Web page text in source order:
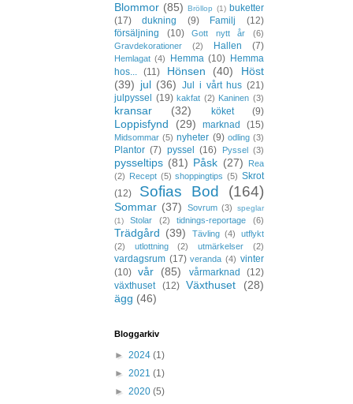
Blommor (85) Bröllop (1) buketter
(17)
dukning (9) Familj
(12)
försäljning
(10) Gott nytt år
(6)
Gravdekorationer
(2) Hallen (7)
Hemlagat (4) Hemma (10) Hemma
hos...
(11) Hönsen (40)
Höst
(39) jul (36) Jul i vårt hus (21)
julpyssel
(19) kakfat (2) Kaninen (3)
kransar (32) köket (9)
Loppisfynd (29) marknad (15)
Midsommar (5) nyheter (9) odling (3)
Plantor (7) pyssel (16) Pyssel (3)
pysseltips (81) Påsk (27)
Rea
(2) Recept (5) shoppingtips (5) Skrot
(12)
Sofias Bod (164)
Sommar (37) Sovrum (3)
speglar
(1)
Stolar (2) tidnings-reportage (6)
Trädgård (39) Tävling (4)
utflykt
(2)
utlottning (2) utmärkelser (2)
vardagsrum (17) veranda (4) vinter
(10) vår (85) vårmarknad
(12)
växthuset
(12) Växthuset
(28)
ägg (46)
Bloggarkiv
► 2024 (1)
► 2021 (1)
► 2020 (5)